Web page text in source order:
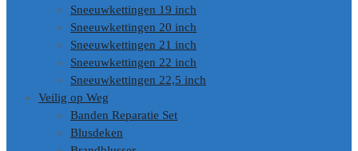
Sneeuwkettingen 19 inch
Sneeuwkettingen 20 inch
Sneeuwkettingen 21 inch
Sneeuwkettingen 22 inch
Sneeuwkettingen 22,5 inch
Veilig op Weg
Banden Reparatie Set
Blusdeken